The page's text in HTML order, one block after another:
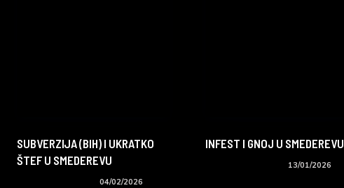
SUBVERZIJA (BIH) I UKRATKO
ŠTEF U SMEDEREVU
04/02/2026
INFEST I GNOJ U SMEDEREVU
13/01/2026